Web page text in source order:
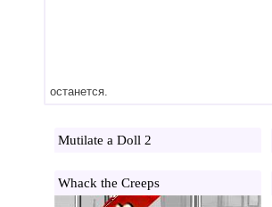
останется.
Mutilate a Doll 2
Whack the Creeps